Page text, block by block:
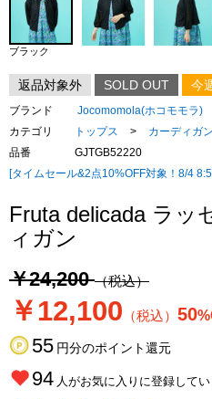
ブラック
返品対象外 SOLD OUT 今
ブランド
Jocomomola(ホコモモラ)
カテゴリ
トップス >
カーディガン
品番
GJTGB52220
[タイムセール&2点10%OFF対象！8/4
Fruta delicada ラッ
ィガン
￥24,200（税込）
￥12,100 （税込） 50
55 円分のポイント還元
94 人がお気に入りに登録してい